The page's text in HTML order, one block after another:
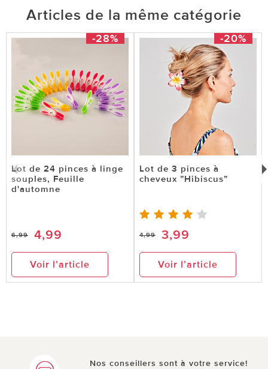
Articles de la même catégorie
-28%
Lot de 24 pinces à linge
souples, Feuille
d'automne
6,99 4,99
Voir l’article
-20%
Lot de 3 pinces à
cheveux ”Hibiscus”
4,99 3,99
Voir l’article
Nos conseillers sont à votre service!